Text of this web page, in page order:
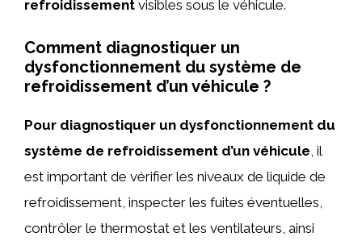
refroidissement visibles sous le véhicule.
Comment diagnostiquer un
dysfonctionnement du système de
refroidissement d’un véhicule ?
Pour diagnostiquer un dysfonctionnement du
système de refroidissement d’un véhicule, il
est important de vérifier les niveaux de liquide de
refroidissement, inspecter les fuites éventuelles,
contrôler le thermostat et les ventilateurs, ainsi